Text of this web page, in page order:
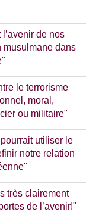
de nos
musulmane dans
le terrorisme
moral,
ou militaire"
utiliser le
notre relation
très clairement
de l’avenir!"